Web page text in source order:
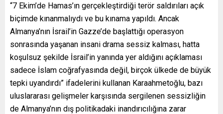
“7 Ekim’de Hamas’ın gerçekleştirdiği terör saldırıları açık
biçimde kınanmalıydı ve bu kınama yapıldı. Ancak
Almanya’nın İsrail’in Gazze’de başlattığı operasyon
sonrasında yaşanan insani drama sessiz kalması, hatta
koşulsuz şekilde İsrail’in yanında yer aldığını açıklaması
sadece İslam coğrafyasında değil, birçok ülkede de büyük
tepki uyandırdı” ifadelerini kullanan Karaahmetoğlu, bazı
uluslararası gelişmeler karşısında sergilenen sessizliğin
de Almanya’nın dış politikadaki inandırıcılığına zarar